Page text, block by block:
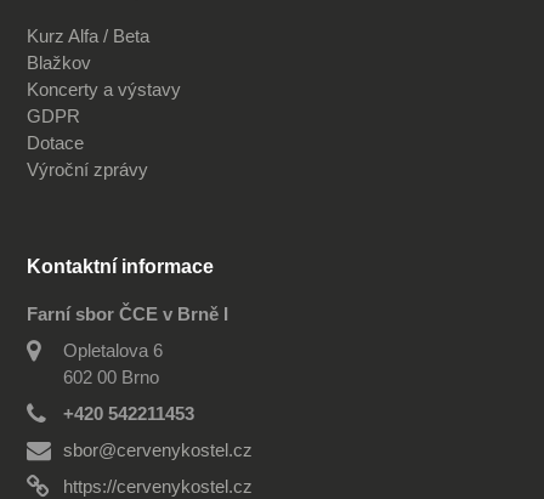
Kurz Alfa / Beta
Blažkov
Koncerty a výstavy
GDPR
Dotace
Výroční zprávy
Kontaktní informace
Farní sbor ČCE v Brně I
Opletalova 6
602 00 Brno
+420 542211453
sbor@cervenykostel.cz
https://cervenykostel.cz